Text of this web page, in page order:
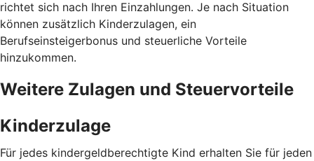
richtet sich nach Ihren Einzahlungen. Je nach Situation
können zusätzlich Kinderzulagen, ein
Berufseinsteigerbonus und steuerliche Vorteile
hinzukommen.
Weitere Zulagen und Steuervorteile
Kinderzulage
Für jedes kindergeldberechtigte Kind erhalten Sie für jeden